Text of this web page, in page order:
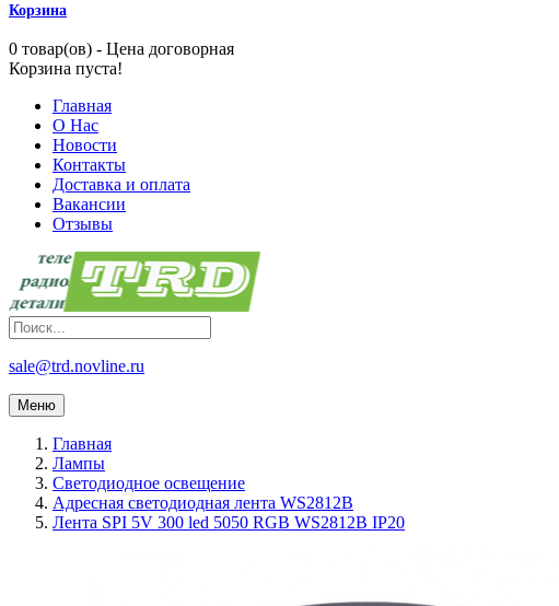
Корзина
0 товар(ов) - Цена договорная
Корзина пуста!
Главная
О Нас
Новости
Контакты
Доставка и оплата
Вакансии
Отзывы
sale@trd.novline.ru
Меню
Главная
Лампы
Светодиодное освещение
Адресная светодиодная лента WS2812B
Лента SPI 5V 300 led 5050 RGB WS2812B IP20